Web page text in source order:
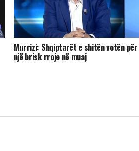
Murrizi: Shqiptarët e shitën votën për
një brisk rroje në muaj